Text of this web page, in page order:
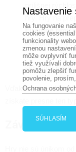
prílišnej
Firemné tímy
rôzne aktivity
skrytými
Vďaka tomu si
Nastavenie
Na fungovanie
cookies
funkcionality
zmenou
môže ovplyvniť
tiež využívali
pomôžu zlepšiť
povolenie,
Ochrana
SÚHLASÍM